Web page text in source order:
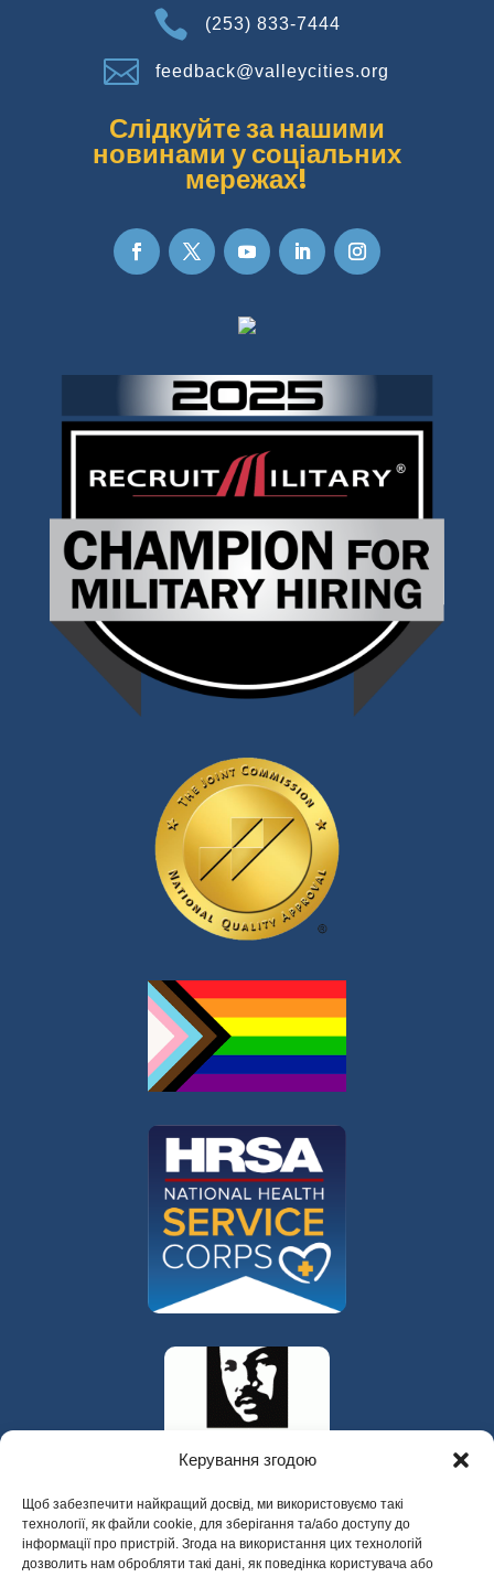
Керування згодою
Щоб забезпечити найкращий досвід, ми використовуємо такі
технології, як файли cookie, для зберігання та/або доступу до
інформації про пристрій. Згода на використання цих технологій
дозволить нам обробляти такі дані, як поведінка користувача або
 (253) 833-7444
 feedback@valleycities.org
Слідкуйте за нашими
новинами у соціальних
мережах!